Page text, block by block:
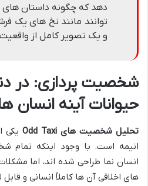
دهد که چگونه داستان های
توانند مانند نخ های یک
و یک تصویر کامل از
حیوانات آینه انسان
تحلیل شخصیت های Odd Taxi
یکی
انیمه است. با وجود اینکه تمام
انسان نما طراحی شده اند، اما
های اخلاقی آن ها کاملاً انسانی و